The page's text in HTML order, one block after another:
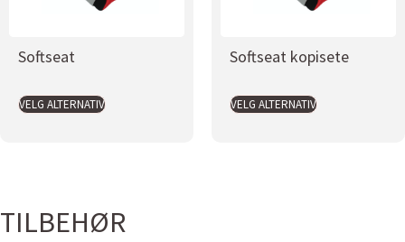
Softseat
VELG ALTERNATIV
Softseat kopisete
VELG ALTERNATIV
TILBEHØR